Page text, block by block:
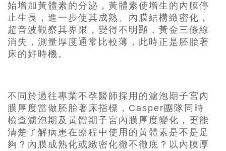
始增加黃體素的分泌，黃體素使增生的內膜停
止生長，進一步使其成熟、內膜結構緻密化，
超音波觀察其界限，變得不明顯，黃金三條線
消失，測量厚度通常比較薄，此時正是胚胎著
床的好時機。
不同於過往專業不孕醫師採用的濾泡期子宮內
膜厚度當做胚胎著床指標，Casper團隊同時
檢查濾泡期及黃體期子宮內膜厚度變化，更能
清楚了解病患在療程中使用的黃體素是不是足
夠？內膜成熟化或緻密化徹不徹底？以內膜厚